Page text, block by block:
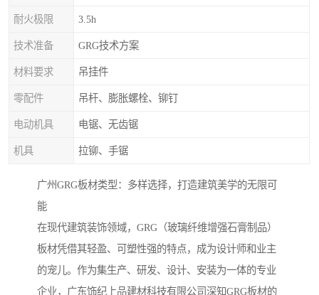
耐火极限 3.5h
技术准备 GRG技术方案
材料要求 吊挂件
零配件 吊杆、膨胀螺栓、铆钉
电动机具 电锯、无齿锯
机具 拉铆、手锯
广州GRG板材类型：多样选择，打造建筑美学的无限可
能
在现代建筑装饰领域，GRG（玻璃纤维增强石膏制品）
板材凭借其轻盈、可塑性强的特点，成为设计师和业主
的宠儿。作为集生产、研发、设计、安装为一体的专业
企业，广东饰纪上品建材科技有限公司深知GRG板材的